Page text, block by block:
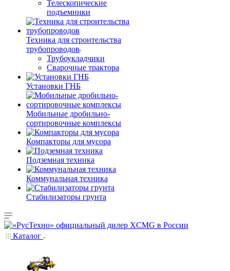
Телескопические
подъемники
Техника для строительства
трубопроводов
Трубоукладчики
Сварочные трактора
Установки ГНБ
Мобильные дробильно-
сортировочные комплексы
Компакторы для мусора
Подземная техника
Коммунальная техника
Стабилизаторы грунта
Каталог